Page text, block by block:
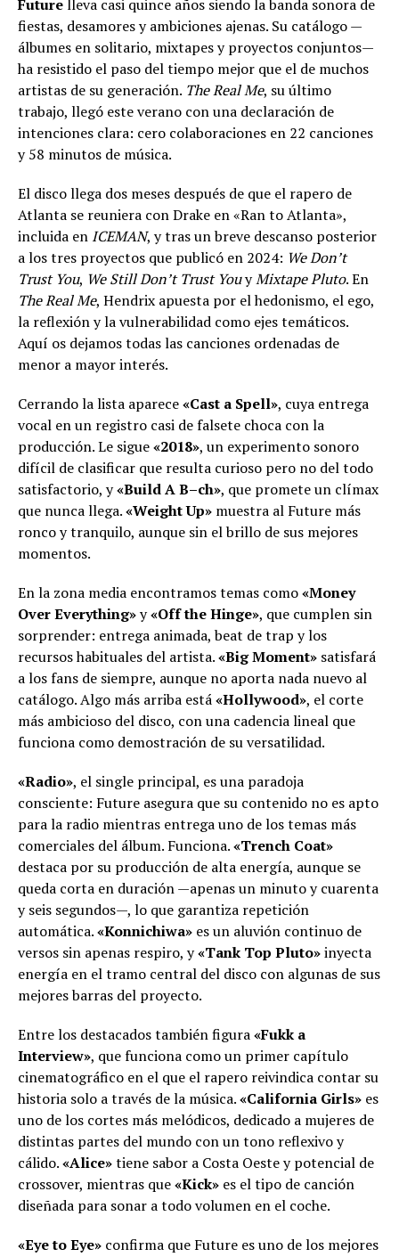
Futurelleva casi quince años siendo la banda sonora de
fiestas, desamores y ambiciones ajenas. Su catálogo —
álbumes en solitario, mixtapes y proyectos conjuntos—
ha resistido el paso del tiempo mejor que el de muchos
artistas de su generación. The Real Me, su último
trabajo, llegó este verano con una declaración de
intenciones clara: cero colaboraciones en 22 canciones
y 58 minutos de música.
El disco llega dos meses después de que el rapero de
Atlanta se reuniera con Drake en «Ran to Atlanta»,
incluida en ICEMAN, y tras un breve descanso posterior
a los tres proyectos que publicó en 2024: We Don’t
Trust You, We Still Don’t Trust YouyMixtape Pluto. En
The Real Me, Hendrix apuesta por el hedonismo, el ego,
la reflexión y la vulnerabilidad como ejes temáticos.
Aquí os dejamos todas las canciones ordenadas de
menor a mayor interés.
Cerrando la lista aparece«Cast a Spell», cuya entrega
vocal en un registro casi de falsete choca con la
producción. Le sigue«2018», un experimento sonoro
difícil de clasificar que resulta curioso pero no del todo
satisfactorio, y«Build A B–ch», que promete un clímax
que nunca llega.«Weight Up» muestra al Future más
ronco y tranquilo, aunque sin el brillo de sus mejores
momentos.
En la zona media encontramos temas como«Money
Over Everything»y«Off the Hinge», que cumplen sin
sorprender: entrega animada, beat de trap y los
recursos habituales del artista.«Big Moment» satisfará
a los fans de siempre, aunque no aporta nada nuevo al
catálogo. Algo más arriba está«Hollywood», el corte
más ambicioso del disco, con una cadencia lineal que
funciona como demostración de su versatilidad.
«Radio», el single principal, es una paradoja
consciente: Future asegura que su contenido no es apto
para la radio mientras entrega uno de los temas más
comerciales del álbum. Funciona.«Trench Coat»
destaca por su producción de alta energía, aunque se
queda corta en duración —apenas un minuto y cuarenta
y seis segundos—, lo que garantiza repetición
automática.«Konnichiwa» es un aluvión continuo de
versos sin apenas respiro, y«Tank Top Pluto»inyecta
energía en el tramo central del disco con algunas de sus
mejores barras del proyecto.
Entre los destacados también figura«Fukk a
Interview», que funciona como un primer capítulo
cinematográfico en el que el rapero reivindica contar su
historia solo a través de la música.«California Girls» es
uno de los cortes más melódicos, dedicado a mujeres de
distintas partes del mundo con un tono reflexivo y
cálido.«Alice»tiene sabor a Costa Oeste y potencial de
crossover, mientras que«Kick» es el tipo de canción
diseñada para sonar a todo volumen en el coche.
«Eye to Eye» confirma que Future es uno de los mejores